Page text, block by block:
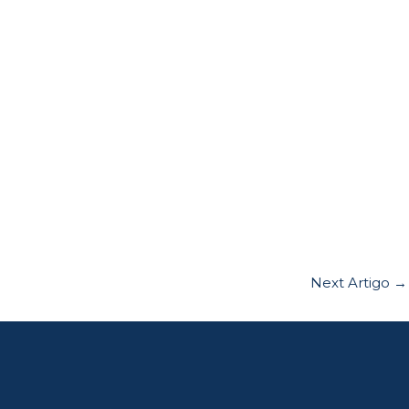
Next Artigo →